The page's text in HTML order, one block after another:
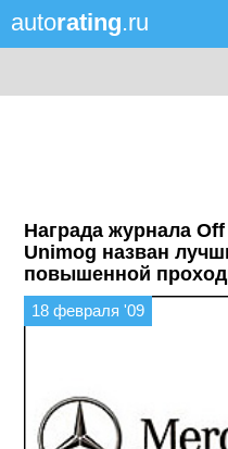
autorating.ru
Награда журнала
Unimog назван
повышенной
18 февраля '09